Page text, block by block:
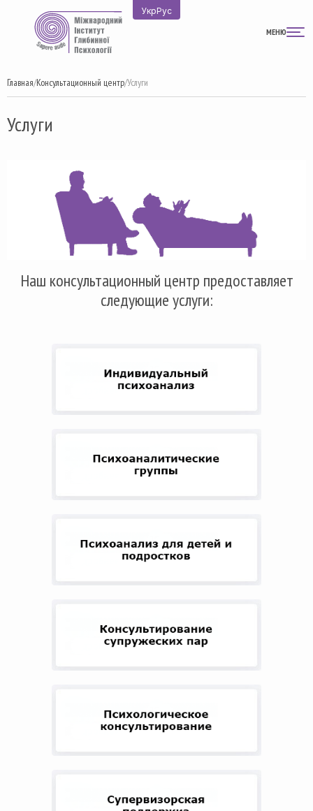
содержимому
УкрРус
МЕНЮ
Главная/Консультационный центр/Услуги
Услуги
Наш консультационный центр предоставляет
следующие услуги: